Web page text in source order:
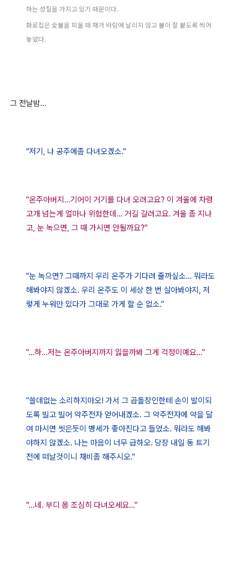
하는 성질을 가지고 있기 때문이다.
화로집은 숯불을 피울 때 재가 바람에 날리지 않고 불이 잘 붙도록 씌어
놓았다.
그 전날밤...
"저기, 나 공주에좀 다녀오겠소."
"온주아버지...기어이 거기를 다녀 오려고요? 이 겨울에 차령
고개 넘는게 얼마나 위험한데... 거길 갈려고요. 겨울 좀 지나
고, 눈 녹으면, 그 때 가시면 안될까요?"
"눈 녹으면? 그때까지 우리 온주가 기다려 줄까싶소... 뭐라도
해봐야지 않겠소. 우리 온주도 이 세상 한 번 살아봐야지, 저
렇게 누워만 있다가 그대로 가게 할 순 없소."
"...하...저는 온주아버지까지 잃을까봐 그게 걱정이예요..."
"쓸데없는 소리하지마오! 가서 그 곱돌장인한테 손이 발이되
도록 빌고 빌어 약주전자 얻어내겠소. 그 약주전자에 약을 달
여 마시면 씻은듯이 병세가 좋아진다고 들었소. 뭐라도 해봐
야하지 않겠소. 나는 마음이 너무 급하오. 당장 내일 동 트기
전에 떠날것이니 채비좀 해주시오."
"...네. 부디 몸 조심히 다녀오세요..."